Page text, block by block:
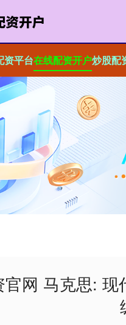
资平台在线配资开户炒股配
官网 马克思: